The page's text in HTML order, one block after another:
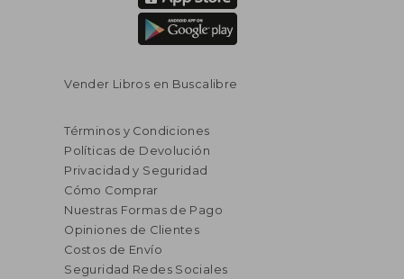
Vender Libros en Buscalibre
Términos y Condiciones
Políticas de Devolución
Privacidad y Seguridad
Cómo Comprar
Nuestras Formas de Pago
Opiniones de Clientes
Costos de Envío
Seguridad Redes Sociales